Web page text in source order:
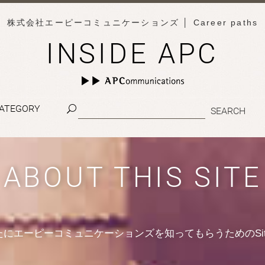
株式会社エーピーコミュニケーションズ │ Career paths
INSIDE APC
ABOUT THIS SITE
にエーピーコミュニケーションズを知ってもらうための